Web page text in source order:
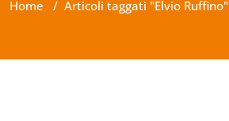
Home / Articoli taggati "Elvio Ruffino"